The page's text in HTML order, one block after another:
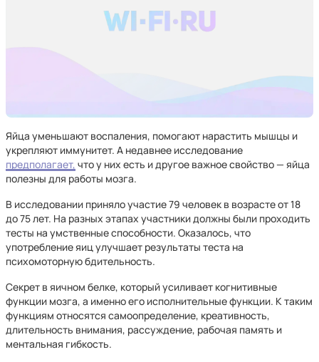
Яйца уменьшают воспаления, помогают нарастить мышцы и
укрепляют иммунитет. А недавнее исследование
предполагает, что у них есть и другое важное свойство — яйца
полезны для работы мозга.
В исследовании приняло участие 79 человек в возрасте от 18
до 75 лет. На разных этапах участники должны были проходить
тесты на умственные способности. Оказалось, что
употребление яиц улучшает результаты теста на
психомоторную бдительность.
Секрет в яичном белке, который усиливает когнитивные
функции мозга, а именно его исполнительные функции. К таким
функциям относятся самоопределение, креативность,
длительность внимания, рассуждение, рабочая память и
ментальная гибкость.